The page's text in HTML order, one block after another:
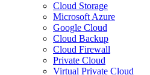
Cloud Storage
Microsoft Azure
Google Cloud
Cloud Backup
Cloud Firewall
Private Cloud
Virtual Private Cloud